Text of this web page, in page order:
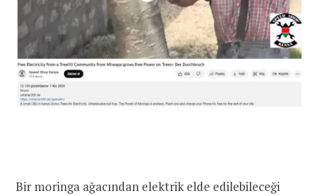
Bir moringa ağacından elektrik elde edilebileceği